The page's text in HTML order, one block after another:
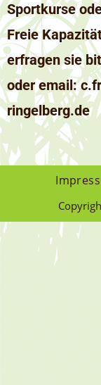
Sportkurse
Freie
erfragen sie
oder email:
ringelberg.de